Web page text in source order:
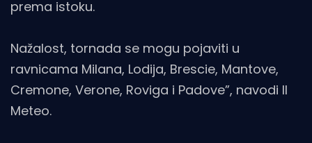
prema istoku.
Nažalost, tornada se mogu pojaviti u
ravnicama Milana, Lodija, Brescie, Mantove,
Cremone, Verone, Roviga i Padove”, navodi Il
Meteo.